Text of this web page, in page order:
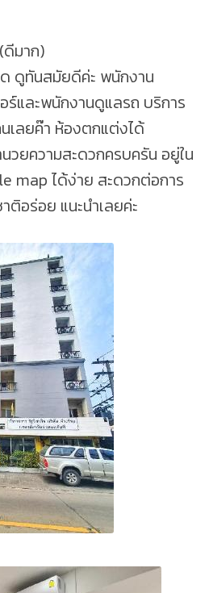
มาก)
ด ดูทันสมัยดีค่ะ พนักงาน
ร์และพนักงานดูแลรถ บริการ
เลยค๊า ห้องตกแต่งได้
วยความสะดวกครบครัน อยู่ใน
map ได้ง่าย สะดวกต่อการ
ติอร่อย แนะนำเลยค่ะ